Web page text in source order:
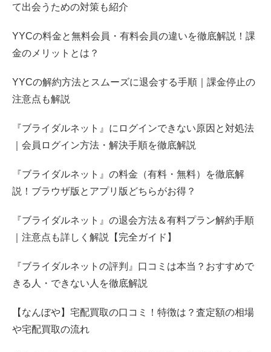
て出会うための対策も紹介
YYCの料金と無料会員・有料会員の違いを徹底解説！課
金のメリットとは？
YYCの解約方法とスムーズに退会する手順｜課金停止の
注意点も解説
『ブライダルネット』にログインできない原因と対処法
｜会員ログイン方法・解決手順を徹底解説
『ブライダルネット』の料金（有料・無料）を徹底解
説！ブラウザ版とアプリ版どちらがお得？
『ブライダルネット』の退会方法＆有料プラン解約手順
｜注意点も詳しく解説【完全ガイド】
『ブライダルネットの評判』口コミは本当？おすすめで
きる人・できない人を徹底解説
【なんぼや】宅配買取の口コミ！特徴は？査定額の相場
や宅配買取の流れ